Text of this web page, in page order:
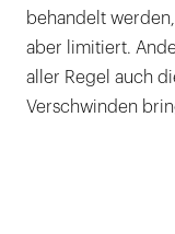
behandelt
aber limitiert.
aller Regel auch
Verschwinden